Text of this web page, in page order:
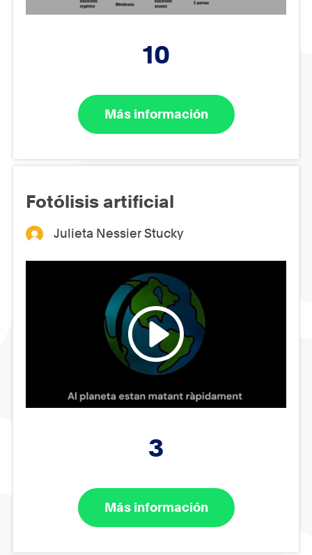
10
Más información
Fotólisis artificial
Julieta Nessier Stucky
3
Más información